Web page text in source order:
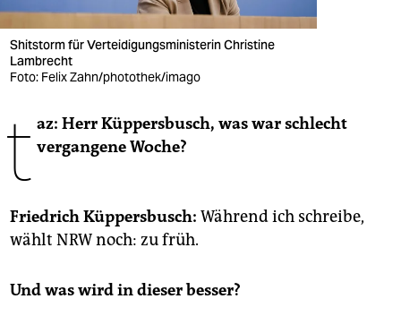
shop
fragen & hilfe
abo
genossenschaft
epaper login
Shitstorm für Verteidigungsministerin Christine
Lambrecht
Foto: Felix Zahn/photothek/imago
t az: Herr Küppersbusch, was war schlecht
vergangene Woche?
Friedrich Küppersbusch: Während ich schreibe,
wählt NRW noch: zu früh.
Und was wird in dieser besser?